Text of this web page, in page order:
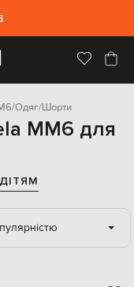
Одяг Шорти
MM6 для
ДІТЯМ